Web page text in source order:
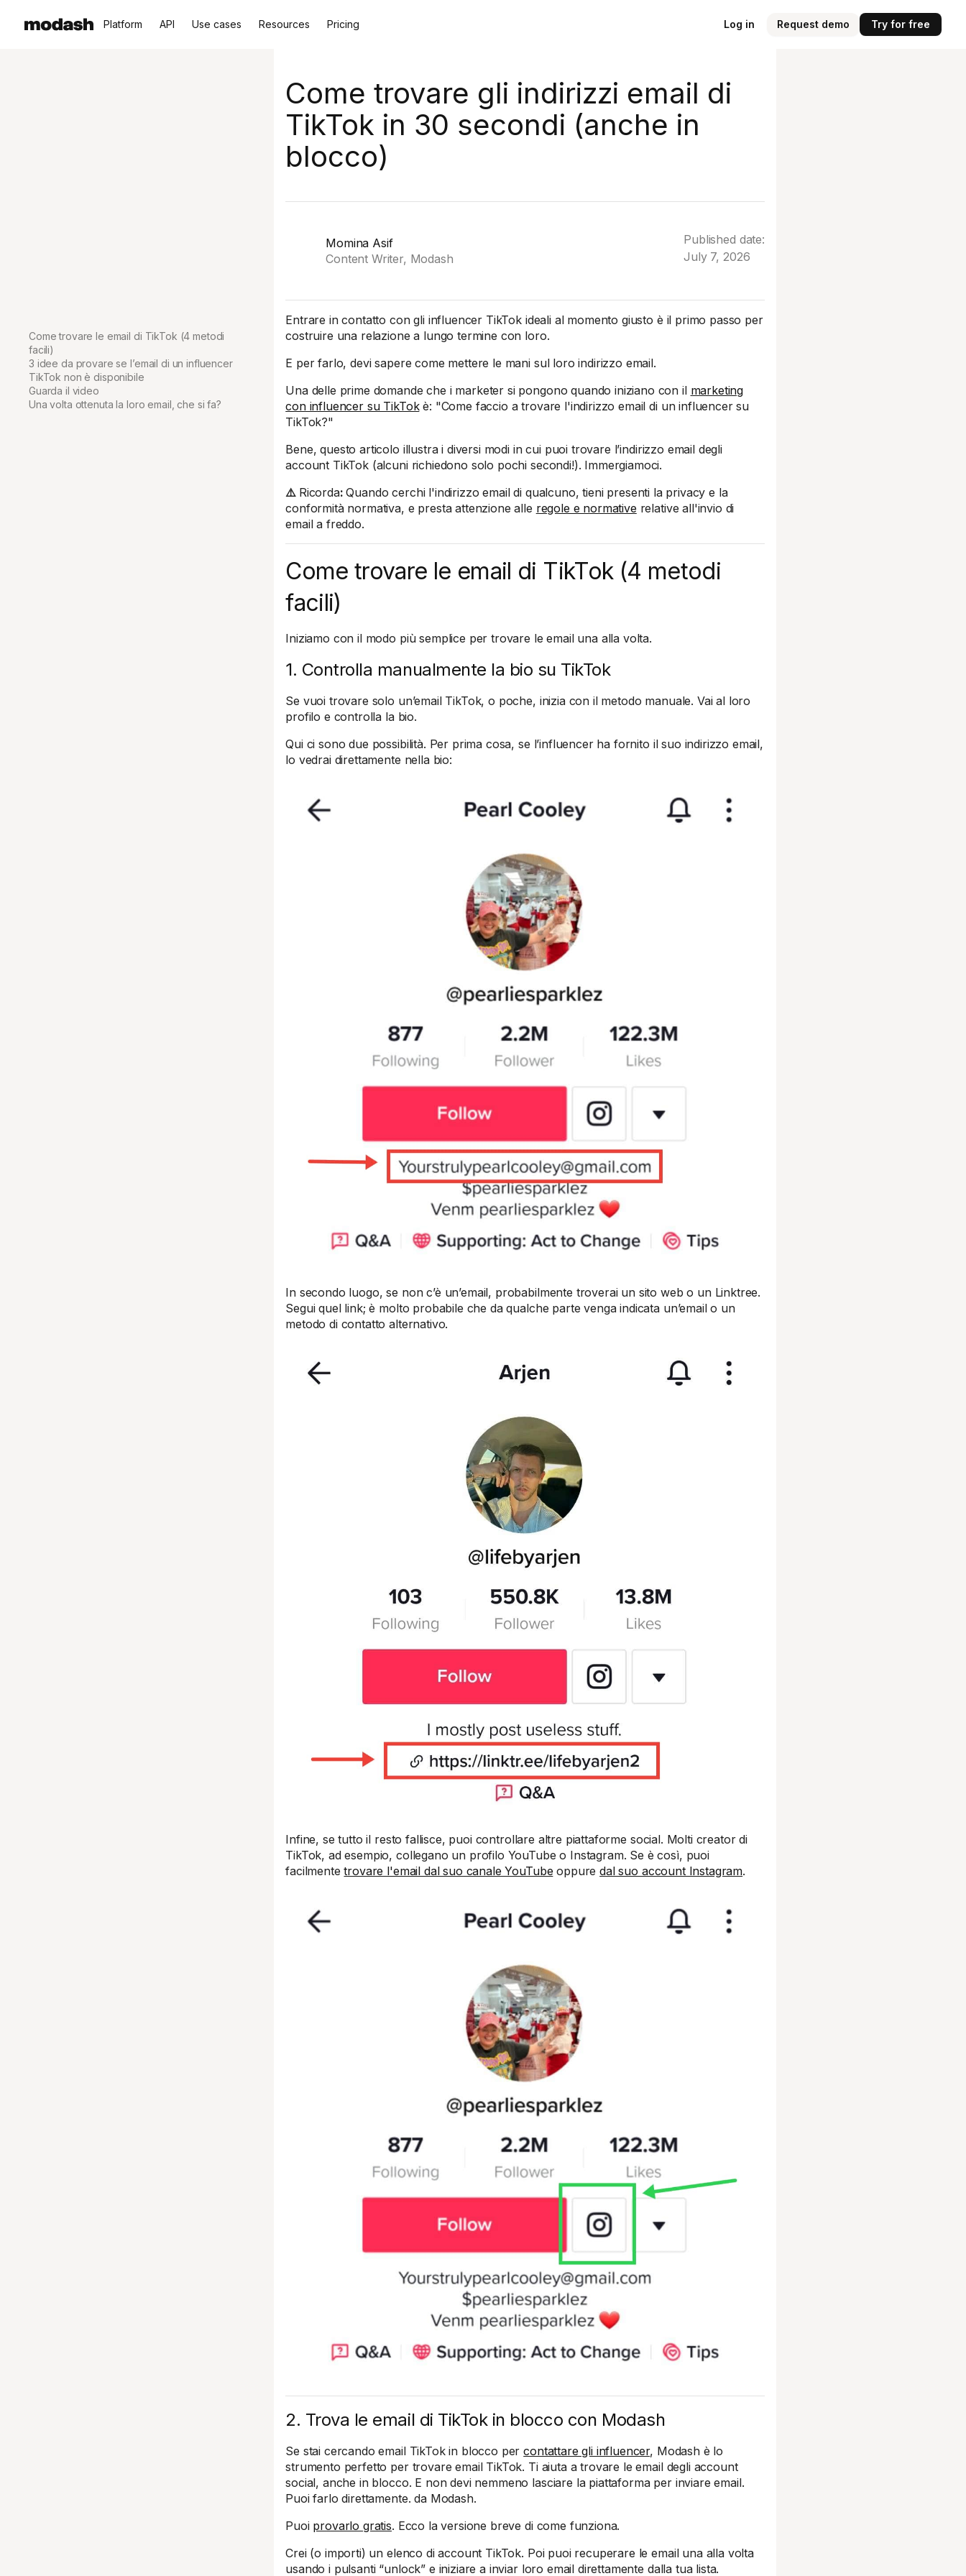
Platform API Use cases Resources Pricing Log in Request demo Try for free
Come trovare gli indirizzi email di
TikTok in 30 secondi (anche in
blocco)
Momina Asif
Content Writer, Modash
Published date:
July 7, 2026
Come trovare le email di TikTok (4 metodi
facili)
3 idee da provare se l’email di un influencer
TikTok non è disponibile
Guarda il video
Una volta ottenuta la loro email, che si fa?
Entrare in contatto con gli influencer TikTok ideali al momento giusto è il primo passo per
costruire una relazione a lungo termine con loro.
E per farlo, devi sapere come mettere le mani sul loro indirizzo email.
Una delle prime domande che i marketer si pongono quando iniziano con il marketing
con influencer su TikTokè: "Come faccio a trovare l'indirizzo email di un influencer su
TikTok?"
Bene, questo articolo illustra i diversi modi in cui puoi trovare l’indirizzo email degli
account TikTok (alcuni richiedono solo pochi secondi!). Immergiamoci.
⚠️ Ricorda:Quando cerchi l'indirizzo email di qualcuno, tieni presenti la privacy e la
conformità normativa, e presta attenzione alle regole e normative relative all'invio di
email a freddo.
Come trovare le email di TikTok (4 metodi
facili)
Iniziamo con il modo più semplice per trovare le email una alla volta.
1. Controlla manualmente la bio su TikTok
Se vuoi trovare solo un’email TikTok, o poche, inizia con il metodo manuale. Vai al loro
profilo e controlla la bio.
Qui ci sono due possibilità. Per prima cosa, se l’influencer ha fornito il suo indirizzo email,
lo vedrai direttamente nella bio:
In secondo luogo, se non c’è un’email, probabilmente troverai un sito web o un Linktree.
Segui quel link; è molto probabile che da qualche parte venga indicata un’email o un
metodo di contatto alternativo.
Infine, se tutto il resto fallisce, puoi controllare altre piattaforme social. Molti creator di
TikTok, ad esempio, collegano un profilo YouTube o Instagram. Se è così, puoi
facilmentetrovare l'email dal suo canale YouTube oppuredal suo account Instagram.
2. Trova le email di TikTok in blocco con Modash
Se stai cercando email TikTok in blocco percontattare gli influencer, Modash è lo
strumento perfetto per trovare email TikTok. Ti aiuta a trovare le email degli account
social, anche in blocco. E non devi nemmeno lasciare la piattaforma per inviare email.
Puoi farlo direttamente. da Modash.
Puoi provarlo gratis. Ecco la versione breve di come funziona.
Crei (o importi) un elenco di account TikTok. Poi puoi recuperare le email una alla volta
usando i pulsanti “unlock” e iniziare a inviar loro email direttamente dalla tua lista.